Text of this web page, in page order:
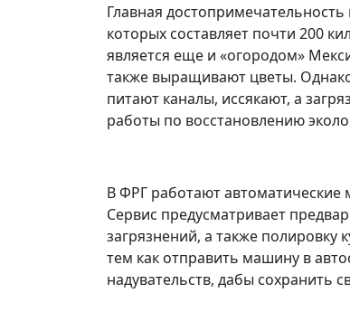
Главная
которых составляет почти 200
является еще и «огородом»
также выращивают цветы.
питают каналы, иссякают, а
работы по восстановлению
В ФРГ работают автоматические
Сервис предусматривает
загрязнений, а также полировку
тем как отправить машину в
надувательств, дабы сохранить